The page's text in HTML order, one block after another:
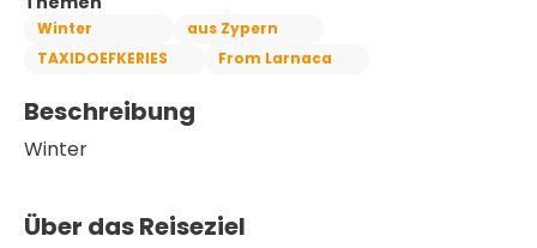
Winter
aus Zypern
TAXIDOEFKERIES
From Larnaca
Beschreibung
Winter
Über das Reiseziel